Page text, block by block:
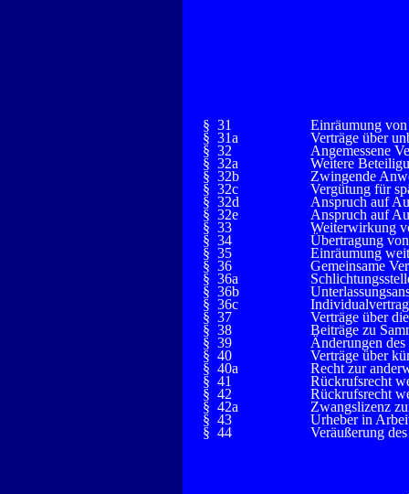
§ 31
Einräumung
§ 31a
Verträge über
§ 32
Angemessene
§ 32a
Weitere
§ 32b
Zwingende
§ 32c
Vergütung für
§ 32d
Anspruch auf
§ 32e
Anspruch auf
§ 33
Weiterwirkung
§ 34
Übertragung
§ 35
Einräumung
§ 36
Gemeinsame
§ 36a
§ 36b
§ 36c
§ 37
Verträge über
§ 38
Beiträge zu
§ 39
Änderungen des
§ 40
Verträge über
§ 40a
Recht zur
§ 41
Rückrufsrecht
§ 42
Rückrufsrecht
§ 42a
Zwangslizenz
§ 43
Urheber in
§ 44
Veräußerung